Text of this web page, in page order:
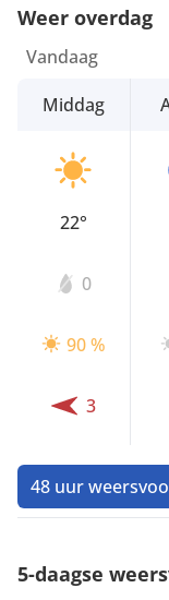
Weer overdag
Vandaag
Middag
22°
0
90 %
3
48 uur
5-daagse